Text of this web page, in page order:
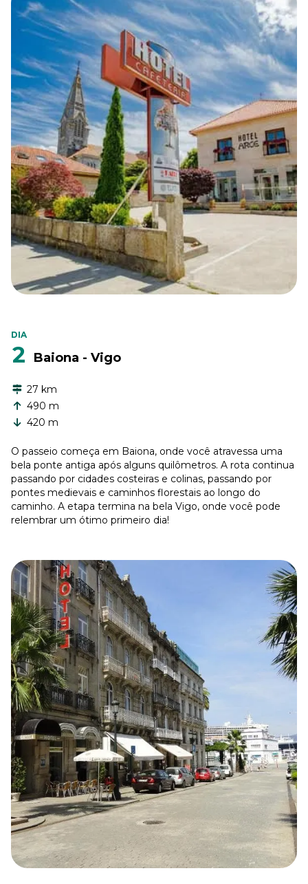
DIA
2 Baiona - Vigo
27 km
490 m
420 m
O passeio começa em Baiona, onde você atravessa uma
bela ponte antiga após alguns quilômetros. A rota continua
passando por cidades costeiras e colinas, passando por
pontes medievais e caminhos florestais ao longo do
caminho. A etapa termina na bela Vigo, onde você pode
relembrar um ótimo primeiro dia!